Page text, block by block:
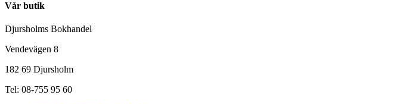
Vår butik
Djursholms Bokhandel
Vendevägen 8
182 69 Djursholm
Tel: 08-755 95 60